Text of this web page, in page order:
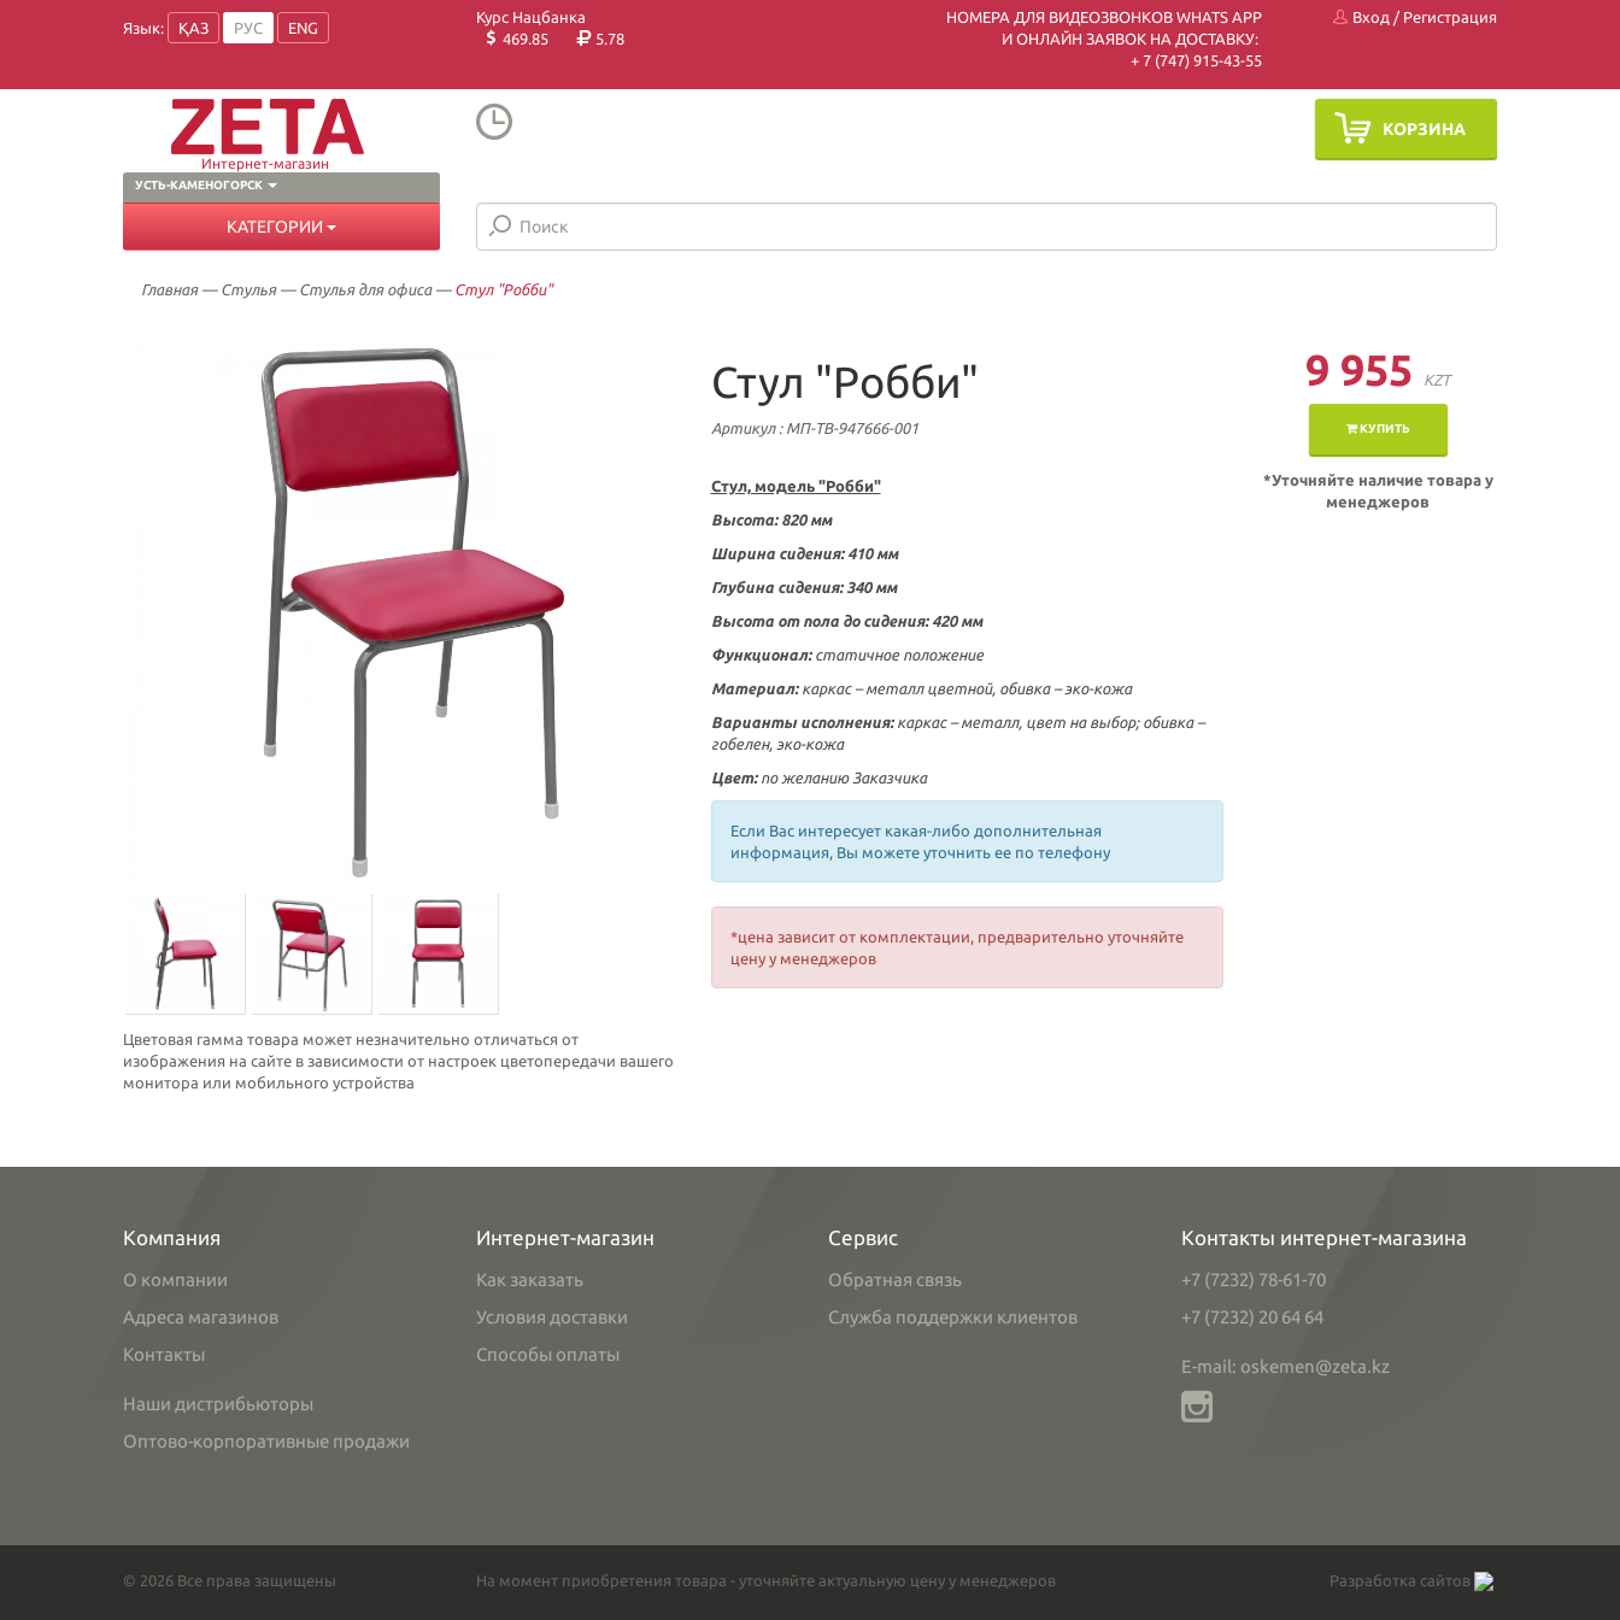
Язык: ҚАЗ РУС ENG
Курс Нацбанка
469.85
5.78
НОМЕРА ДЛЯ ВИДЕОЗВОНКОВ WHATS APP
И ОНЛАЙН ЗАЯВОК НА ДОСТАВКУ:
+ 7 (747) 915-43-55
Вход / Регистрация
УСТЬ-КАМЕНОГОРСК
Интернет-магазин
КОРЗИНА
КАТЕГОРИИ
Главная— Стулья— Стулья для офиса— Стул "Робби"
Цветовая гамма товара может незначительно отличаться от
изображения на сайте в зависимости от настроек цветопередачи вашего
монитора или мобильного устройства
9 955 KZT
КУПИТЬ
*Уточняйте наличие товара у
менеджеров
Стул "Робби"
Артикул: МП-ТВ-947666-001
Стул, модель "Робби"
Высота: 820 мм
Ширина сидения: 410 мм
Глубина сидения: 340 мм
Высота от пола до сидения: 420 мм
Функционал:статичное положение
Материал:каркас – металл цветной, обивка – эко-кожа
Варианты исполнения:каркас – металл, цвет на выбор; обивка –
гобелен, эко-кожа
Цвет: по желанию Заказчика
Если Вас интересует какая-либо дополнительная
информация, Вы можете уточнить ее по телефону
*цена зависит от комплектации, предварительно уточняйте
цену у менеджеров
Компания
О компании
Адреса магазинов
Контакты
Наши дистрибьюторы
Оптово-корпоративные продажи
Интернет-магазин
Как заказать
Условия доставки
Способы оплаты
Сервис
Обратная связь
Служба поддержки клиентов
Контакты интернет-магазина
+7 (7232) 78-61-70
+7 (7232) 20 64 64
E-mail: oskemen@zeta.kz
© 2026 Все права защищены На момент приобретения товара - уточняйте актуальную цену у менеджеров Разработка сайтов